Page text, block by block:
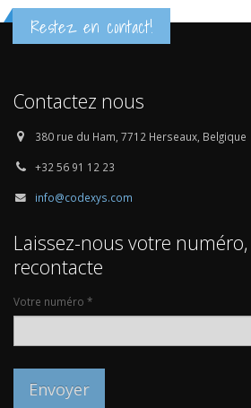
Restez en contact!
Contactez nous
380 rue du Ham, 7712 Herseaux, Belgique
+32 56 91 12 23
info@codexys.com
Laissez-nous votre
recontacte
Votre numéro *